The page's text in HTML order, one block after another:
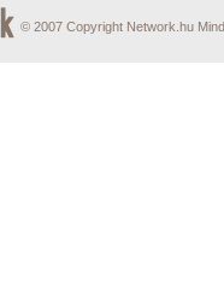
© 2007 Copyright Network.hu